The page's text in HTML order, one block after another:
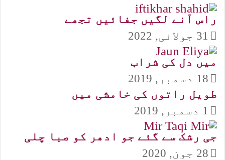
راس آنے لگیں جفائیں تجھے
31 جولائی, 2022
میں دل کی شراب
18 دسمبر, 2019
طویل راتوں کی خامشی میں
1 دسمبر, 2019
جی رشک سے گئے جو ادھر کو صبا چلی
28 جون, 2020